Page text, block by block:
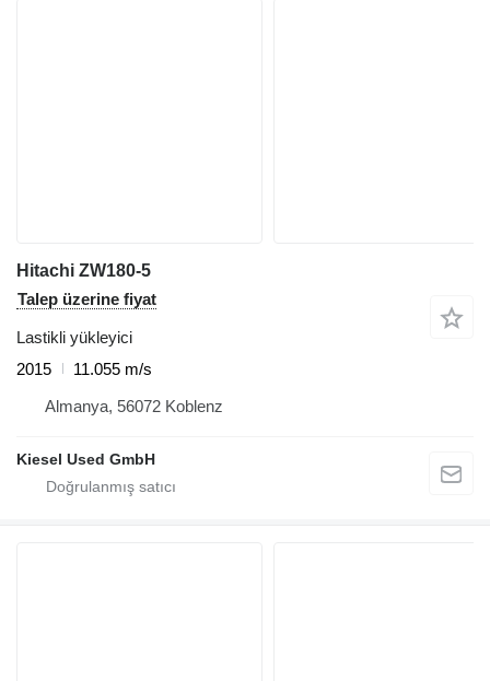
Hitachi ZW180-5
Talep üzerine fiyat
Lastikli yükleyici
2015
11.055 m/s
Almanya, 56072 Koblenz
Kiesel Used GmbH